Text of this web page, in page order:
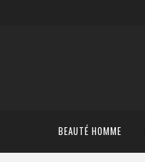
BEAUTÉ HOMME